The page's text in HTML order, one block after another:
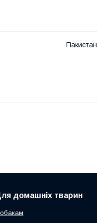
Пакистан
домашніх тварин